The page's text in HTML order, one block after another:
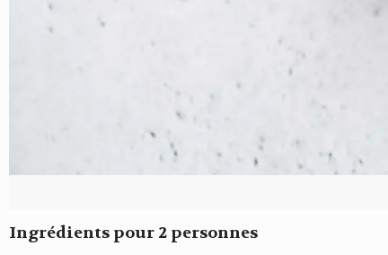
Ingrédients pour 2 personnes